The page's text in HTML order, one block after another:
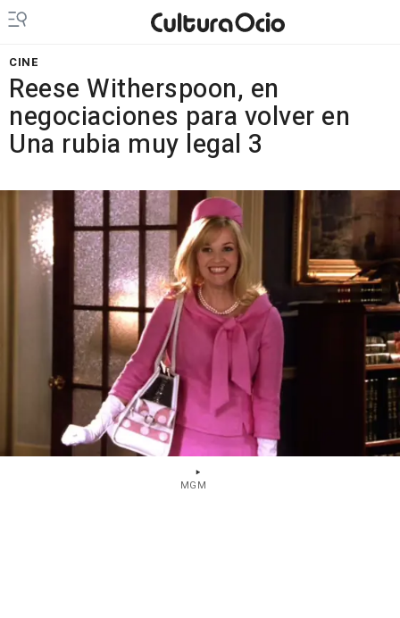
CINE
Reese Witherspoon, en
negociaciones para volver en
Una rubia muy legal 3
MGM